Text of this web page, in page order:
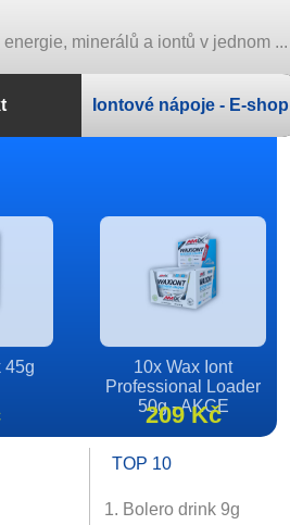
TOP 10
Bolero drink 9g
detail
Iontové nápoje - E-shop
minerálů a iontů v jednom ...